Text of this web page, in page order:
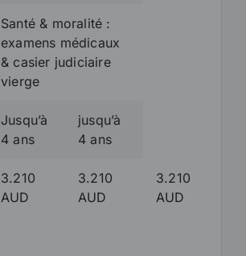
Santé & moralité :
examens médicaux
& casier judiciaire
vierge
Jusqu’à
4 ans
jusqu’à
4 ans
3.210
AUD
3.210
AUD
3.210
AUD